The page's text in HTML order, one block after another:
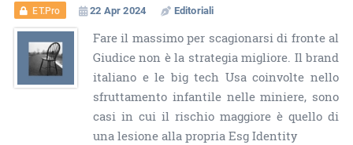
ET.Pro 22 Apr 2024 Editoriali
Fare il massimo per scagionarsi di fronte al
Giudice non è la strategia migliore. Il brand
italiano e le big tech Usa coinvolte nello
sfruttamento infantile nelle miniere, sono
casi in cui il rischio maggiore è quello di
una lesione alla propria Esg Identity